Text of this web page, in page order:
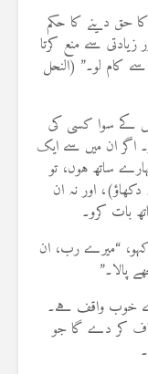
کا حق دینے کا حکم
سے منع کرتا
کام لو۔” (النحل
کے سوا کسی کی
اگر ان میں سے ایک
ساتھ ہوں، تو
اور نہ ان
بات کرو۔
کہو، “میرے رب، ان
پالا۔”
خوب واقف ہے۔
معاف کر دے گا جو